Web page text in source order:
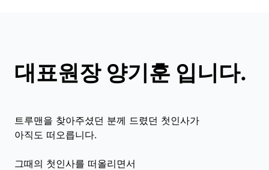
대표원장 양기훈 입니다.
트루맨을 찾아주셨던 분께 드렸던 첫인사가
아직도 떠오릅니다.
그때의 첫인사를 떠올리면서